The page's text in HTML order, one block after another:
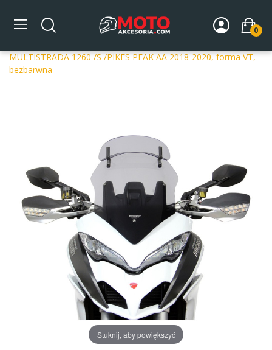
0
Strona główna DLA MOTOCYKLA Szyby
Szyby
MULTISTRADA 1260 /S /PIKES PEAK AA 2018-2020, forma VT,
bezbarwna
Stuknij, aby powiększyć